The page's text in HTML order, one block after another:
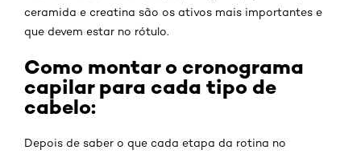
ceramida e creatina são os ativos mais importantes e
que devem estar no rótulo.
Como montar o cronograma
capilar para cada tipo de
cabelo:
Depois de saber o que cada etapa da rotina no